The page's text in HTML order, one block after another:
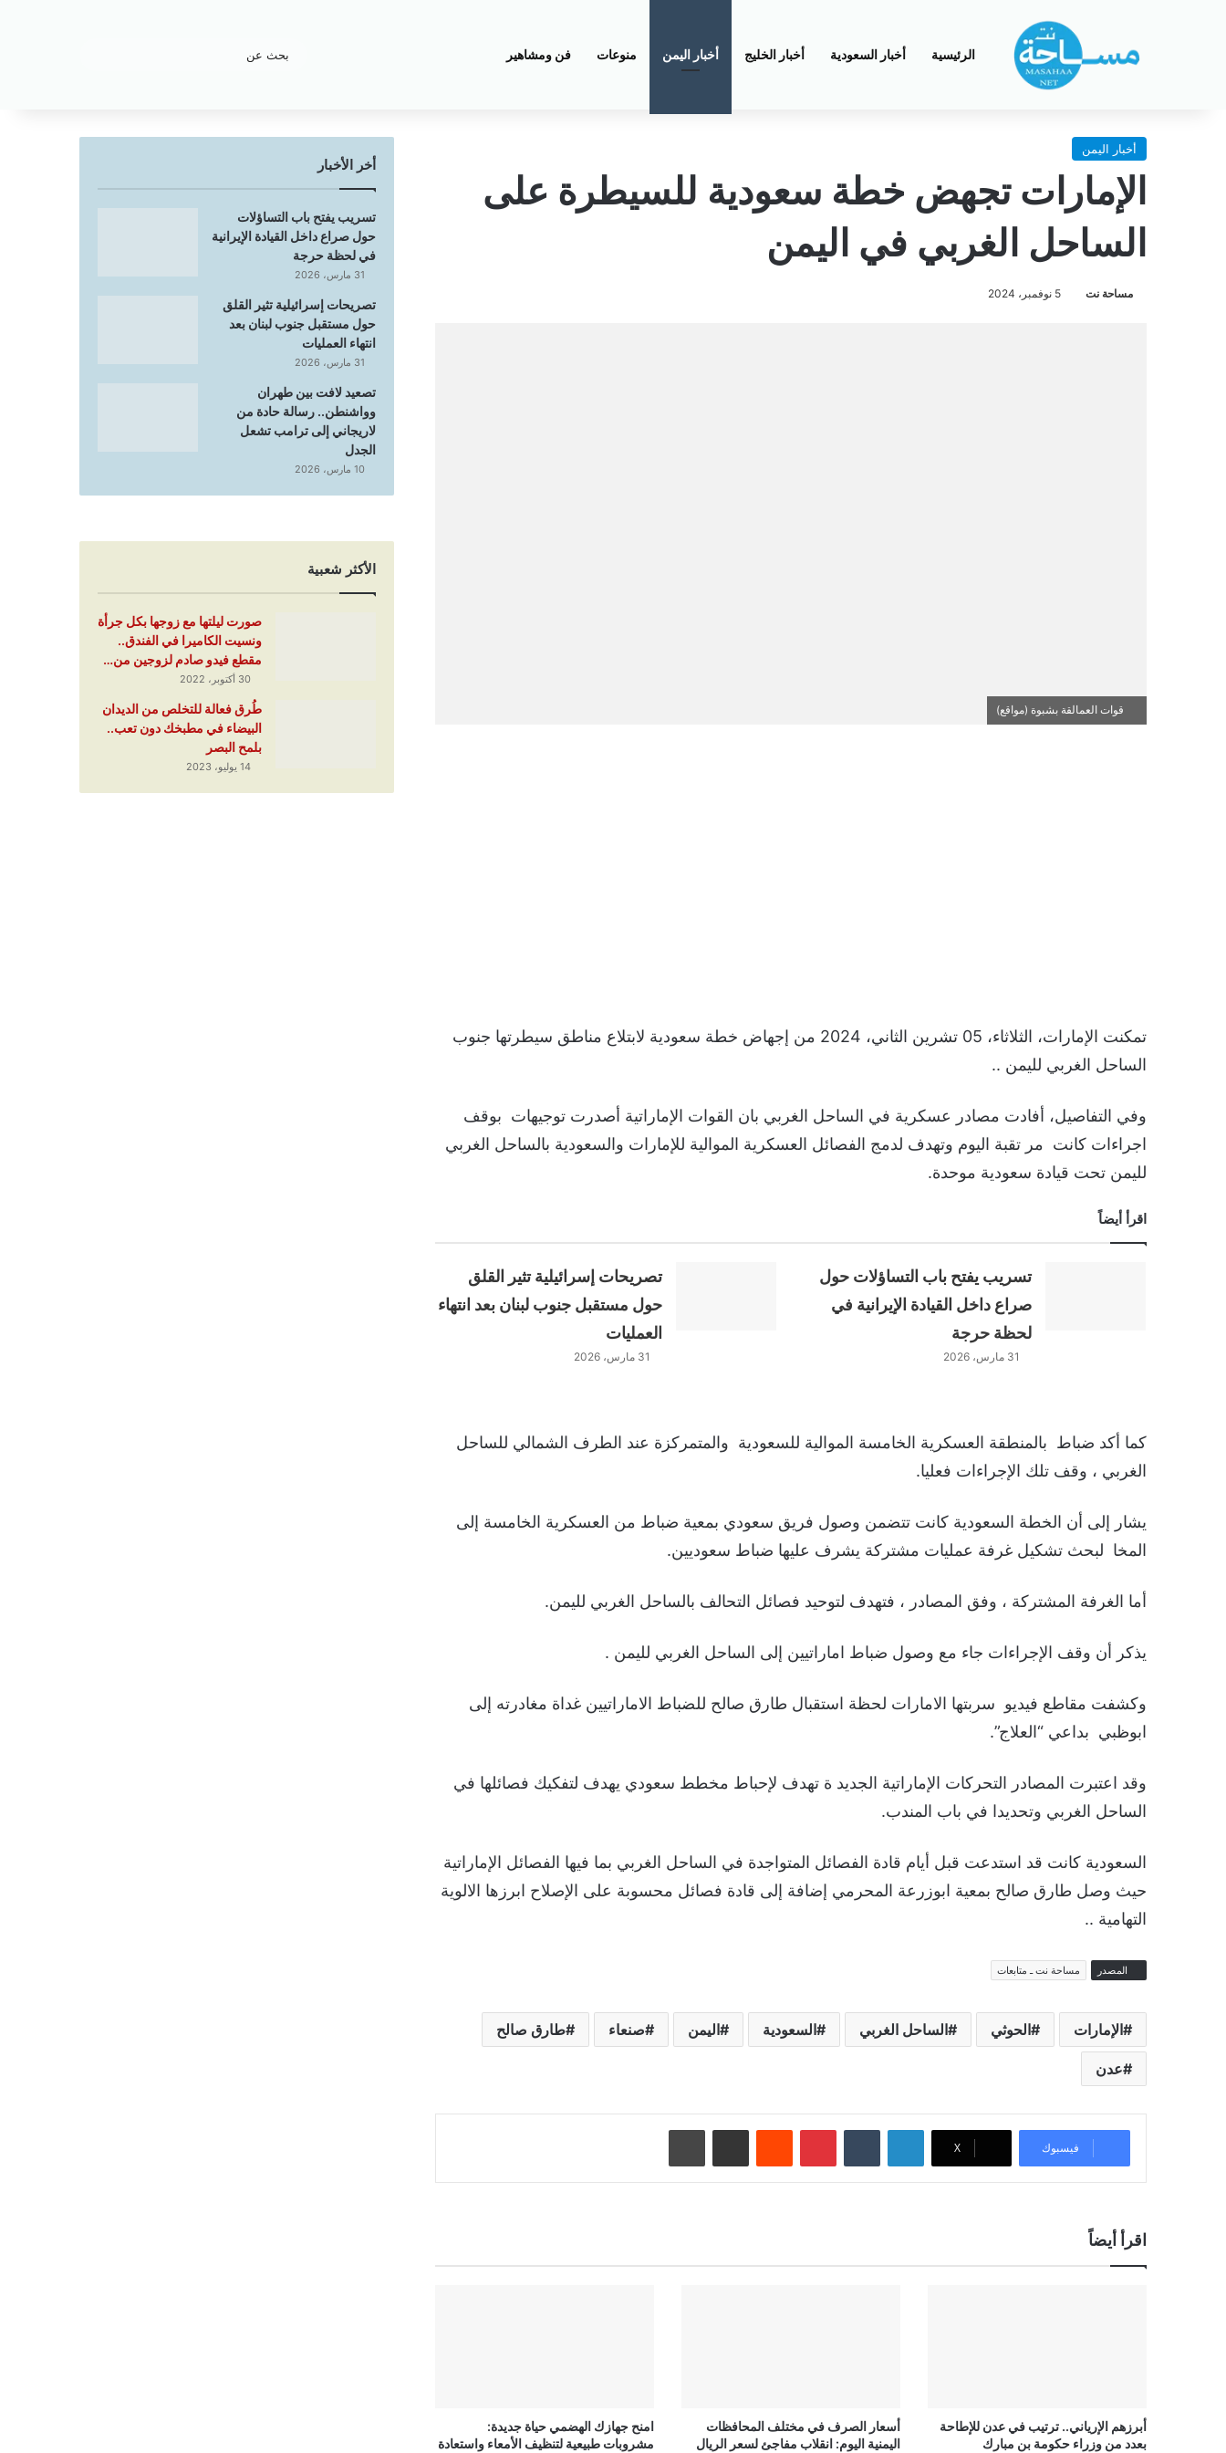
الرئيسية أخبار السعودية أخبار الخليج أخبار اليمن منوعات فن ومشاهير
أخبار اليمن
الإمارات تجهض خطة سعودية للسيطرة على
الساحل الغربي في اليمن
مساحة نت 5 نوفمبر، 2024
قوات العمالقة بشبوة (مواقع)
تمكنت الإمارات، الثلاثاء، 05 تشرين الثاني، 2024 من إجهاض خطة سعودية لابتلاع مناطق سيطرتها جنوب
الساحل الغربي لليمن ..
وفي التفاصيل، أفادت مصادر عسكرية في الساحل الغربي بان القوات الإماراتية أصدرت توجيهات بوقف
اجراءات كانت مر تقبة اليوم وتهدف لدمج الفصائل العسكرية الموالية للإمارات والسعودية بالساحل الغربي
لليمن تحت قيادة سعودية موحدة.
اقرأ أيضاً
تسريب يفتح باب التساؤلات حول
صراع داخل القيادة الإيرانية في
لحظة حرجة
31 مارس، 2026
تصريحات إسرائيلية تثير القلق
حول مستقبل جنوب لبنان بعد انتهاء
العمليات
31 مارس، 2026
كما أكد ضباط بالمنطقة العسكرية الخامسة الموالية للسعودية والمتمركزة عند الطرف الشمالي للساحل
الغربي ، وقف تلك الإجراءات فعليا.
يشار إلى أن الخطة السعودية كانت تتضمن وصول فريق سعودي بمعية ضباط من العسكرية الخامسة إلى
المخا لبحث تشكيل غرفة عمليات مشتركة يشرف عليها ضباط سعوديين.
أما الغرفة المشتركة ، وفق المصادر ، فتهدف لتوحيد فصائل التحالف بالساحل الغربي لليمن.
يذكر أن وقف الإجراءات جاء مع وصول ضباط اماراتيين إلى الساحل الغربي لليمن .
وكشفت مقاطع فيديو سربتها الامارات لحظة استقبال طارق صالح للضباط الاماراتيين غداة مغادرته إلى
ابوظبي بداعي “العلاج”.
وقد اعتبرت المصادر التحركات الإماراتية الجديد ة تهدف لإحباط مخطط سعودي يهدف لتفكيك فصائلها في
الساحل الغربي وتحديدا في باب المندب.
السعودية كانت قد استدعت قبل أيام قادة الفصائل المتواجدة في الساحل الغربي بما فيها الفصائل الإماراتية
حيث وصل طارق صالح بمعية ابوزرعة المحرمي إضافة إلى قادة فصائل محسوبة على الإصلاح ابرزها الالوية
التهامية ..
المصدر مساحة نت ـ متابعات
الإمارات الحوثي الساحل الغربي السعودية اليمن صنعاء طارق صالح
عدن
فيسبوك ‫X
لينكدإن بينتيريست
اقرأ أيضاً
أبرزهم الإرياني.. ترتيب في عدن للإطاحة
بعدد من وزراء حكومة بن مبارك
أسعار الصرف في مختلف المحافظات
اليمنية اليوم: انقلاب مفاجئ لسعر الريال
امنح جهازك الهضمي حياة جديدة:
مشروبات طبيعية لتنظيف الأمعاء واستعادة
أخر الأخبار
تسريب يفتح باب التساؤلات
حول صراع داخل القيادة الإيرانية
في لحظة حرجة
31 مارس، 2026
تصريحات إسرائيلية تثير القلق
حول مستقبل جنوب لبنان بعد
انتهاء العمليات
31 مارس، 2026
تصعيد لافت بين طهران
وواشنطن.. رسالة حادة من
لاريجاني إلى ترامب تشعل
الجدل
10 مارس، 2026
الأكثر شعبية
صورت ليلتها مع زوجها بكل جرأة
ونسيت الكاميرا في الفندق..
مقطع فيدو صادم لزوجين من…
30 أكتوبر، 2022
طُرق فعالة للتخلص من الديدان
البيضاء في مطبخك دون تعب..
بلمح البصر
14 يوليو، 2023